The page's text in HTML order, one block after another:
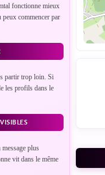
fonctionne mieux
peux commencer par
partir trop loin. Si
les profils dans le
plus
vit dans le même